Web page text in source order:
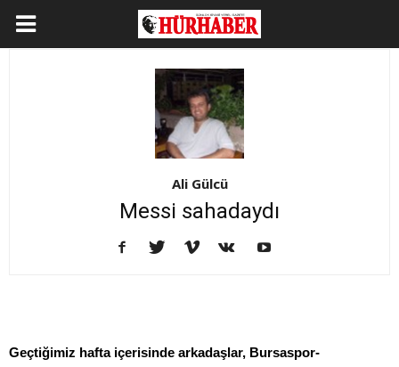
Ali Gülcü
Messi sahadaydı
Geçtiğimiz hafta içerisinde arkadaşlar, Bursaspor-